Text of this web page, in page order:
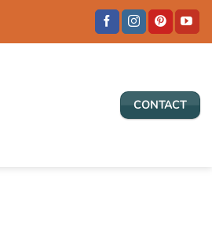
CONTACT